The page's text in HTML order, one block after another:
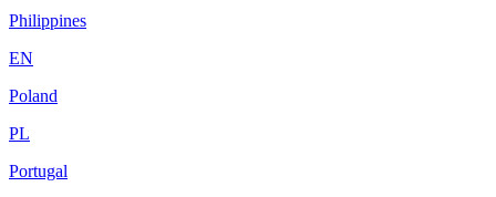
Philippines
EN
Poland
PL
Portugal